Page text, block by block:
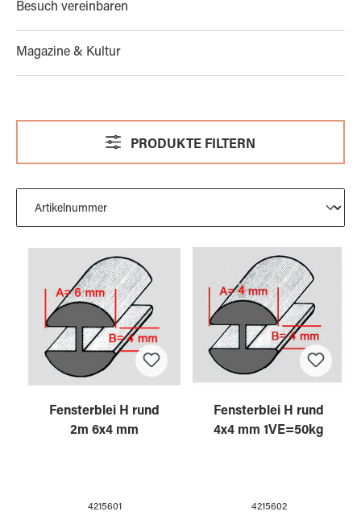
Besuch vereinbaren
Magazine & Kultur
PRODUKTE FILTERN
Fensterblei H rund
2m 6x4 mm
4215601
Fensterblei H rund
4x4 mm 1VE=50kg
4215602